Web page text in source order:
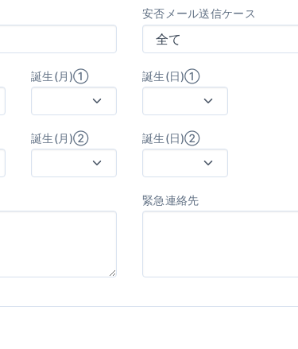
安否メール送信ケース
誕生(月)① 誕生(日)①
誕生(月)② 誕生(日)②
緊急連絡先